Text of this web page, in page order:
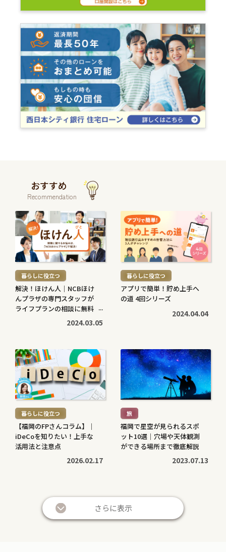
おすすめ
Recommendation
続
き
を
読
む
> 暮らしに役立つ
解決！ほけん人｜NCBほけ
んプラザの専門スタッフが
ライフプランの相談に無料
2024.03.05
続
き
を
読
む
> 暮らしに役立つ
アプリで簡単！貯め上手へ
の道 4回シリーズ
2024.04.04
続
き
を
読
む
> 暮らしに役立つ
【福岡のFPさんコラム】｜
iDeCoを知りたい！上手な
活用法と注意点
2026.02.17
続
き
を
読
む
> 旅
福岡で星空が見られるスポ
ット10選｜穴場や天体観測
ができる場所まで徹底解説
2023.07.13
き
を
さらに表示